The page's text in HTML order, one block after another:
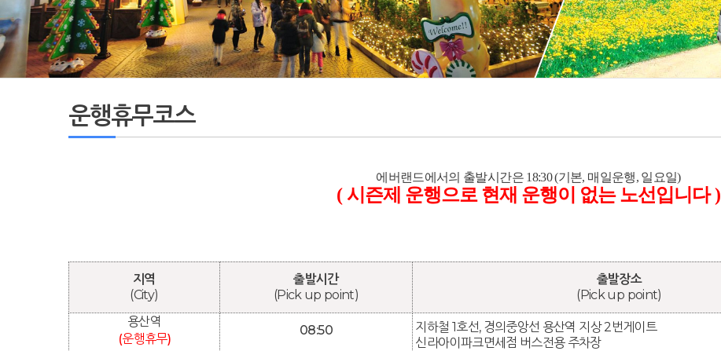
운행휴무코스
에버랜드에서의 출발시간은 18:30 (기본, 매일운행, 일요일)
( 시즌제 운행으로 현재 운행이 없는 노선입니다 )
지역
(City)
출발시간
(Pick up point)
출발장소
(Pick up point)
용산역
(운행휴무)
08:50
지하철 1호선, 경의중앙선 용산역 지상 2번게이트
신라아이파크면세점 버스전용 주차장